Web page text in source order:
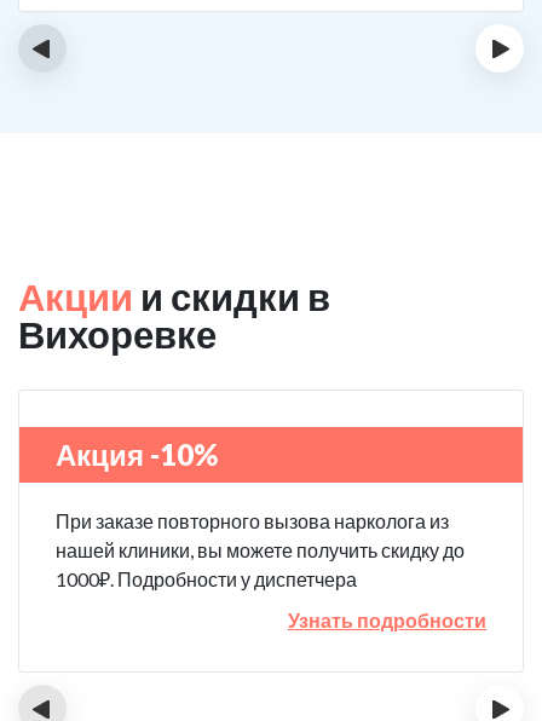
попробовать и отправить родственника в клинику на
‹ ›
Акции и скидки в
Вихоревке
Акция -10%
При заказе повторного вызова нарколога из
нашей клиники, вы можете получить скидку до
1000₽. Подробности у диспетчера
Узнать подробности
‹ ›